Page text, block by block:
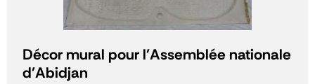
Décor mural pour l'Assemblée nationale
d'Abidjan